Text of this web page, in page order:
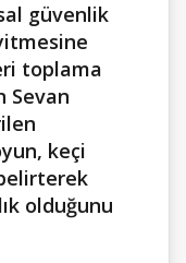
güvenlik
toplama
Sevan
keçi
olduğunu